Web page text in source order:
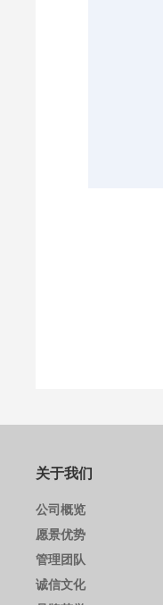
关于我们
公司概览
愿景优势
管理团队
诚信文化